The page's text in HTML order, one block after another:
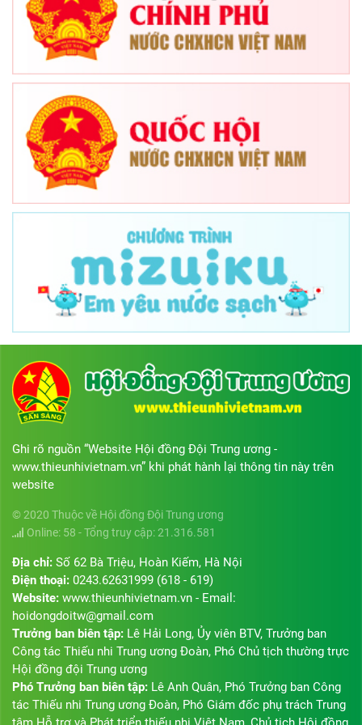
Ghi rõ nguồn “Website Hội đồng Đội Trung ương -
www.thieunhivietnam.vn” khi phát hành lại thông tin này trên
website
© 2020 Thuộc về Hội đồng Đội Trung ương
Online: 58 - Tổng truy cập: 21.316.581
Địa chỉ: Số 62 Bà Triệu, Hoàn Kiếm, Hà Nội
Điện thoại: 0243.62631999 (618 - 619)
Website: www.thieunhivietnam.vn - Email:
hoidongdoitw@gmail.com
Trưởng ban biên tập: Lê Hải Long, Ủy viên BTV, Trưởng ban
Công tác Thiếu nhi Trung ương Đoàn, Phó Chủ tịch thường trực
Hội đồng đội Trung ương
Phó Trưởng ban biên tập: Lê Anh Quân, Phó Trưởng ban Công
tác Thiếu nhi Trung ương Đoàn, Phó Giám đốc phụ trách Trung